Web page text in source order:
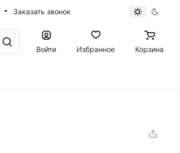
Заказать звонок
Войти
Избранное Корзина